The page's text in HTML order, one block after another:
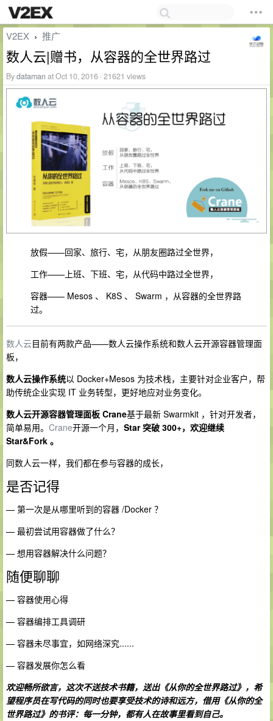
V2EX › 推广
数人云|赠书，从容器的全世界路过
Bydataman at Oct 10, 2016 · 21621 views
放假——回家、旅行、宅，从朋友圈路过全世界，
工作——上班、下班、宅，从代码中路过全世界，
容器—— Mesos 、 K8S 、 Swarm ，从容器的全世界路
过。
数人云目前有两款产品——数人云操作系统和数人云开源容器管理面
板，
数人云操作系统以 Docker+Mesos 为技术栈，主要针对企业客户，帮
助传统企业实现 IT 业务转型，更好地应对业务变化。
数人云开源容器管理面板 Crane基于最新 Swarmkit ，针对开发者，
简单易用。 Crane开源一个月， Star 突破 300+，欢迎继续
Star&Fork 。
同数人云一样，我们都在参与容器的成长，
是否记得
— 第一次是从哪里听到的容器 /Docker ？
— 最初尝试用容器做了什么？
— 想用容器解决什么问题？
随便聊聊
— 容器使用心得
— 容器编排工具调研
— 容器未尽事宜，如网络深究......
— 容器发展你怎么看
欢迎畅所欲言，这次不送技术书籍，送出《从你的全世界路过》，希
望程序员在写代码的同时也要享受技术的诗和远方，借用《从你的全
世界路过》的书评：每一分钟，都有人在故事里看到自己。